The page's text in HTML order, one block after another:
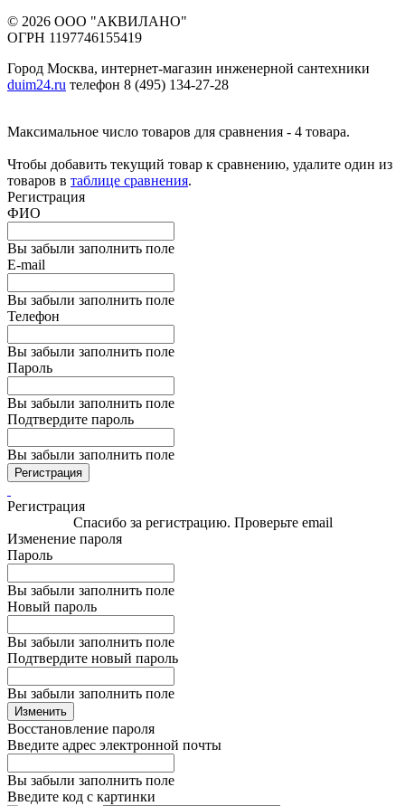
© 2026 ООО "АКВИЛАНО"
ОГРН 1197746155419
Город Москва, интернет-магазин инженерной сантехники
duim24.ru телефон 8 (495) 134-27-28
Максимальное число товаров для сравнения - 4 товара.
Чтобы добавить текущий товар к сравнению, удалите один из
товаров в таблице сравнения.
Регистрация
ФИО
Вы забыли заполнить поле
E-mail
Вы забыли заполнить поле
Телефон
Вы забыли заполнить поле
Пароль
Вы забыли заполнить поле
Подтвердите пароль
Вы забыли заполнить поле
Регистрация
Регистрация
Спасибо за регистрацию. Проверьте email
Изменение пароля
Пароль
Вы забыли заполнить поле
Новый пароль
Вы забыли заполнить поле
Подтвердите новый пароль
Вы забыли заполнить поле
Изменить
Восстановление пароля
Введите адрес электронной почты
Вы забыли заполнить поле
Введите код с картинки